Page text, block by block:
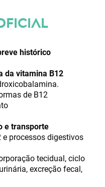
histórico
da vitamina B12
de B12
e transporte
processos digestivos
tecidual, ciclo
excreção fecal,